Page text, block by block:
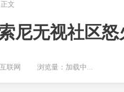
正文
尼无视社区
互联网 浏览量： 加载中...